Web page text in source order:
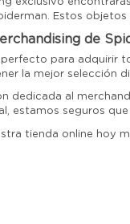
Estos
de
para adquirir
la mejor selección
dedicada al
estamos seguros
tienda online hoy